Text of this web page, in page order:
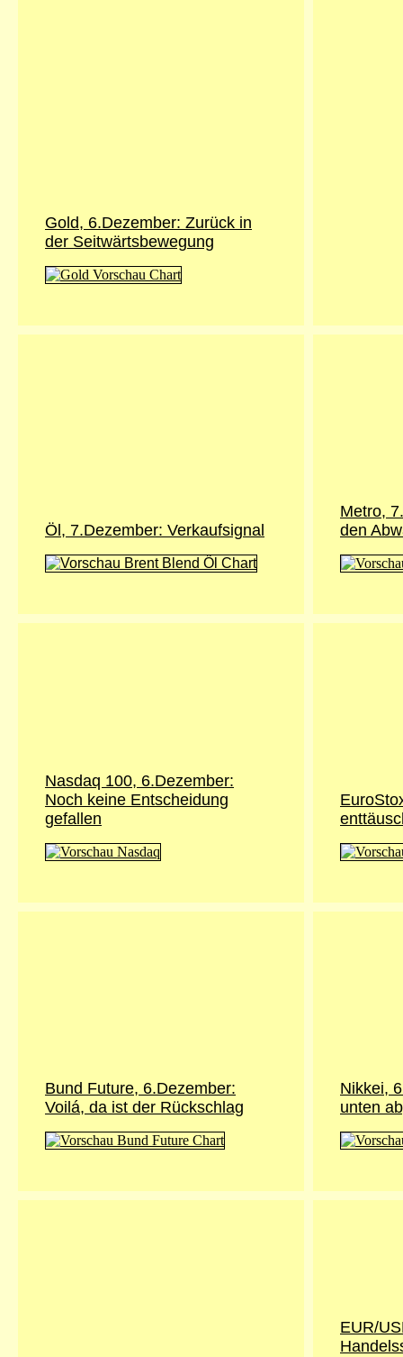
Gold, 6.Dezember: Zurück in
der Seitwärtsbewegung
Öl, 7.Dezember: Verkaufsignal
Metro,
den
Nasdaq 100, 6.Dezember:
Noch keine Entscheidung
gefallen
Bund Future, 6.Dezember:
Voilá, da ist der Rückschlag
Nikkei,
unten
EUR/